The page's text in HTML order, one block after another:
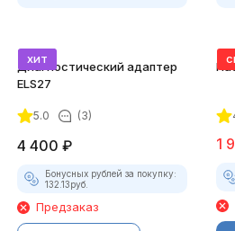
хит
Диагностический адаптер
ELS27
5.0 (3)
4 400 ₽
Бонусных рублей за покупку:
132.13руб.
Предзаказ
1